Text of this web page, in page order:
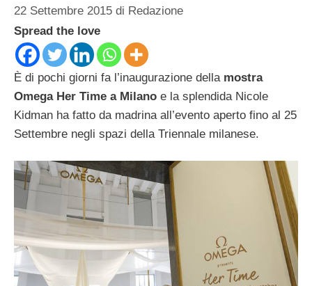
22 Settembre 2015 di Redazione
Spread the love
È di pochi giorni fa l’inaugurazione della mostra
Omega Her Time a Milano e la splendida Nicole
Kidman ha fatto da madrina all’evento aperto fino al 25
Settembre negli spazi della Triennale milanese.